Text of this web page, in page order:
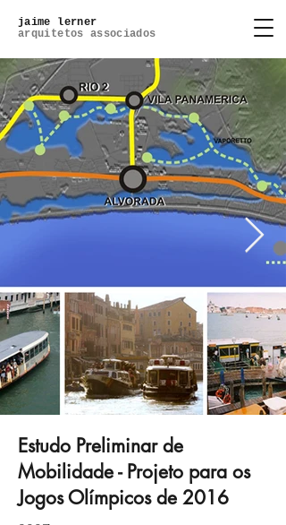
jaime lerner
arquitetos associados
cob-06jpg
Estudo Preliminar de
Mobilidade - Projeto para os
Jogos Olímpicos de 2016